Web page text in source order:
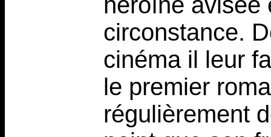
circonstance.
cinéma il leur
le premier
régulièrement